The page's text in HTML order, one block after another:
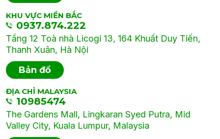
KHU VỰC MIỀN BẮC
0937.874.222
Tầng 12 Toà nhà Licogi 13, 164 Khuất Duy Tiến,
Thanh Xuân, Hà Nội
Bản đồ
ĐỊA CHỈ MALAYSIA
10985474
The Gardens Mall, Lingkaran Syed Putra, Mid
Valley City, Kuala Lumpur, Malaysia